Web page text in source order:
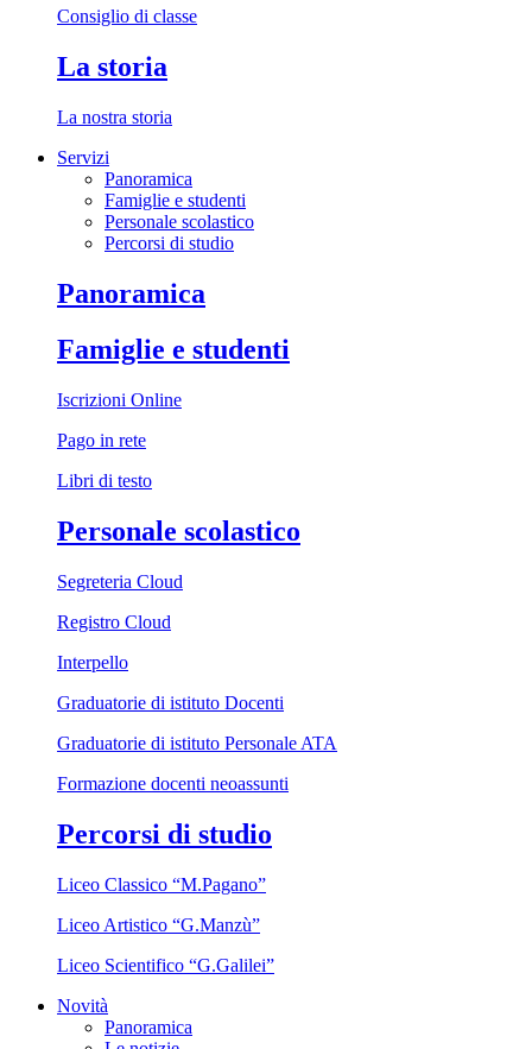
Consiglio di classe
La storia
La nostra storia
Servizi
Panoramica
Famiglie e studenti
Personale scolastico
Percorsi di studio
Panoramica
Famiglie e studenti
Iscrizioni Online
Pago in rete
Libri di testo
Personale scolastico
Segreteria Cloud
Registro Cloud
Interpello
Graduatorie di istituto Docenti
Graduatorie di istituto Personale ATA
Formazione docenti neoassunti
Percorsi di studio
Liceo Classico “M.Pagano”
Liceo Artistico “G.Manzù”
Liceo Scientifico “G.Galilei”
Novità
Panoramica